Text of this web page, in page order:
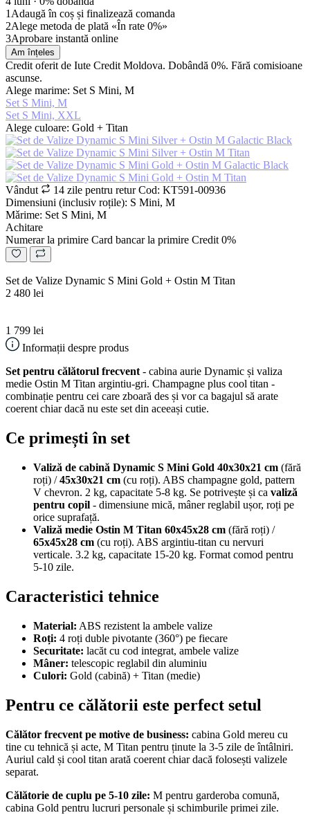
1 Adaugă în coș și finalizează comanda
2Alege metoda de plată «În rate 0%»
3Aprobare instantă online
Am înțeles
Credit oferit de Iute Credit Moldova. Dobândă 0%. Fără comisioane
ascunse.
Alege marime: Set S Mini, M
Set S Mini, M
Set S Mini, XXL
Alege culoare: Gold + Titan
Vândut 14 zile pentru returCod: KT591-00936
Dimensiuni (inclusiv roțile): S Mini, M
Mǎrime: Set S Mini, M
Achitare
Numerar la primire Card bancar la primire Credit 0%
Set de Valize Dynamic S Mini Gold + Ostin M Titan
2 480 lei
1 799 lei
Informații despre produs
Set pentru călătorul frecvent - cabina aurie Dynamic și valiza
medie Ostin M Titan argintiu-gri. Champagne plus cool titan -
combinație pentru cei care zboară des și vor ca bagajul să arate
coerent chiar dacă nu este set din aceeași cutie.
Ce primești în set
Valiză de cabină Dynamic S Mini Gold 40x30x21 cm (fără
roți) /45x30x21 cm (cu roți). ABS champagne gold, pattern
V chevron. 2 kg, capacitate 5-8 kg. Se potrivește și ca valiză
pentru copil - dimensiune mică, mâner reglabil ușor, roți pe
orice suprafață.
Valiză medie Ostin M Titan 60x45x28 cm (fără roți) /
65x45x28 cm (cu roți). ABS argintiu-titan cu nervuri
verticale. 3.2 kg, capacitate 15-20 kg. Format comod pentru
5-10 zile.
Caracteristici tehnice
Material: ABS rezistent la ambele valize
Roți: 4 roți duble pivotante (360°) pe fiecare
Securitate: lacăt cu cod integrat, ambele valize
Mâner: telescopic reglabil din aluminiu
Culori: Gold (cabină) + Titan (medie)
Pentru ce călătorii este perfect setul
Călător frecvent pe motive de business: cabina Gold mereu cu
tine cu tehnică și acte, M Titan pentru ținute la 3-5 zile de întâlniri.
Auriul cald și cool titan arată coerent chiar dacă folosești valizele
separat.
Călătorie de cuplu pe 5-10 zile: M pentru garderoba comună,
cabina Gold pentru lucruri personale și schimburile primei zile.